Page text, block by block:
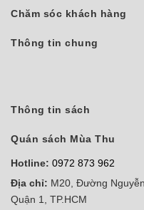
Chăm sóc khách hàng
Thông tin chung
Thông tin sách
Quán sách Mùa Thu
Hotline: 0972 873 962
Địa chỉ: M20, Đường
Quận 1, TP.HCM